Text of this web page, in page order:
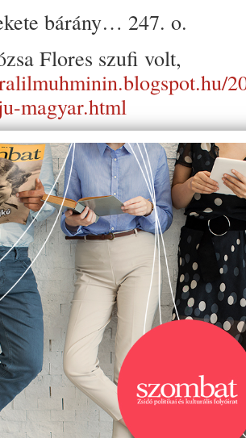
bárány… 247. o.
Flores szufi volt,
magyar.html